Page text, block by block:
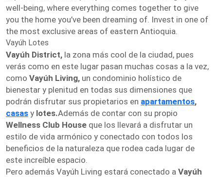
well-being, where everything comes together to give
you the home you’ve been dreaming of. Invest in one of
the most exclusive areas of eastern Antioquia.
Vayúh Lotes
Vayúh District, la zona más cool de la ciudad, pues
verás como en este lugar pasan muchas cosas a la vez,
como Vayúh Living, un condominio holístico de
bienestar y plenitud en todas sus dimensiones que
podrán disfrutar sus propietarios en apartamentos,
casas y lotes.Además de contar con su propio
Wellness Club House que los llevará a disfrutar un
estilo de vida armónico y conectado con todos los
beneficios de la naturaleza que rodea cada lugar de
este increíble espacio.
Pero además Vayúh Living estará conectado a Vayúh